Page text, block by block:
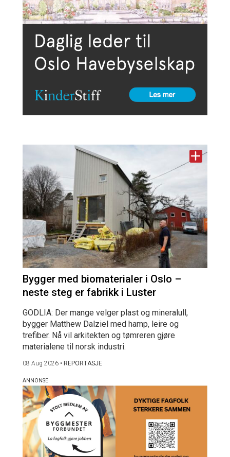
Bygger med biomaterialer i Oslo –
neste steg er fabrikk i Luster
GODLIA: Der mange velger plast og mineralull,
bygger Matthew Dalziel med hamp, leire og
trefiber. Nå vil arkitekten og tømreren gjøre
materialene til norsk industri.
08 Aug 2026 • REPORTASJE